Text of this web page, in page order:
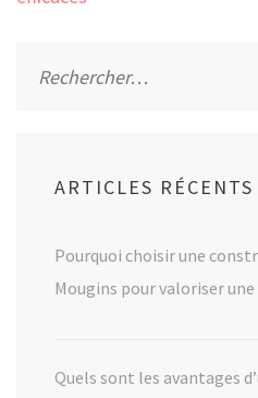
ARTICLES RÉCENTS
Pourquoi choisir une
Mougins pour valoriser
Quels sont les avantages